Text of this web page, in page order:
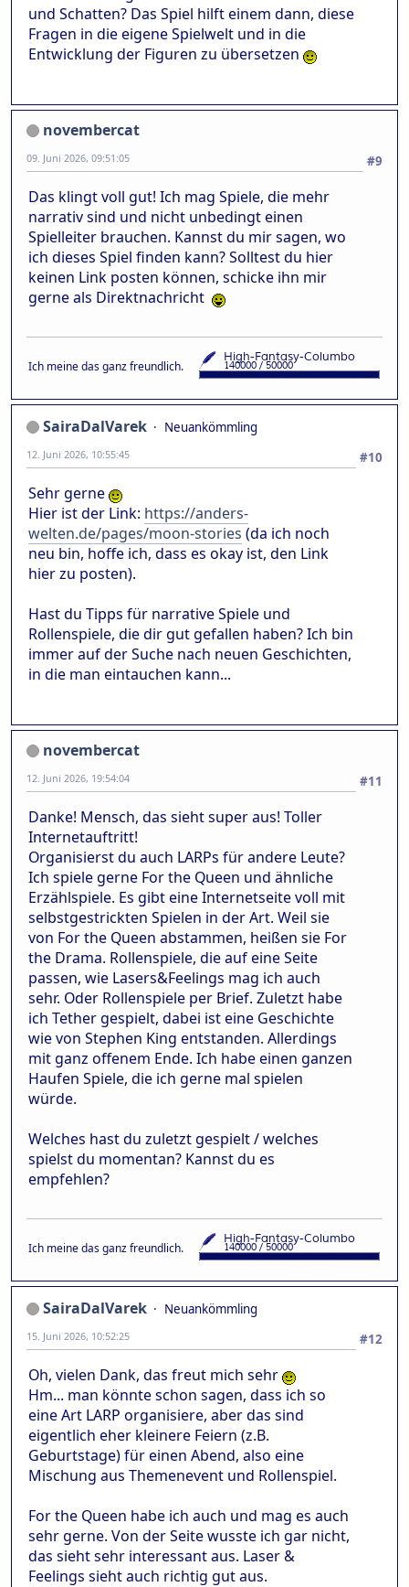
und Schatten? Das Spiel hilft einem dann, diese
Fragen in die eigene Spielwelt und in die
Entwicklung der Figuren zu übersetzen
novembercat
#9
09. Juni 2026, 09:51:05
Das klingt voll gut! Ich mag Spiele, die mehr
narrativ sind und nicht unbedingt einen
Spielleiter brauchen. Kannst du mir sagen, wo
ich dieses Spiel finden kann? Solltest du hier
keinen Link posten können, schicke ihn mir
gerne als Direktnachricht
Ich meine das ganz freundlich.
SairaDalVarek
Neuankömmling
#10
12. Juni 2026, 10:55:45
Sehr gerne
Hier ist der Link: https://anders-
welten.de/pages/moon-stories (da ich noch
neu bin, hoffe ich, dass es okay ist, den Link
hier zu posten).
Hast du Tipps für narrative Spiele und
Rollenspiele, die dir gut gefallen haben? Ich bin
immer auf der Suche nach neuen Geschichten,
in die man eintauchen kann...
novembercat
#11
12. Juni 2026, 19:54:04
Danke! Mensch, das sieht super aus! Toller
Internetauftritt!
Organisierst du auch LARPs für andere Leute?
Ich spiele gerne For the Queen und ähnliche
Erzählspiele. Es gibt eine Internetseite voll mit
selbstgestrickten Spielen in der Art. Weil sie
von For the Queen abstammen, heißen sie For
the Drama. Rollenspiele, die auf eine Seite
passen, wie Lasers&Feelings mag ich auch
sehr. Oder Rollenspiele per Brief. Zuletzt habe
ich Tether gespielt, dabei ist eine Geschichte
wie von Stephen King entstanden. Allerdings
mit ganz offenem Ende. Ich habe einen ganzen
Haufen Spiele, die ich gerne mal spielen
würde.
Welches hast du zuletzt gespielt / welches
spielst du momentan? Kannst du es
empfehlen?
Ich meine das ganz freundlich.
SairaDalVarek
Neuankömmling
#12
15. Juni 2026, 10:52:25
Oh, vielen Dank, das freut mich sehr
Hm... man könnte schon sagen, dass ich so
eine Art LARP organisiere, aber das sind
eigentlich eher kleinere Feiern (z.B.
Geburtstage) für einen Abend, also eine
Mischung aus Themenevent und Rollenspiel.
For the Queen habe ich auch und mag es auch
sehr gerne. Von der Seite wusste ich gar nicht,
das sieht sehr interessant aus. Laser &
Feelings sieht auch richtig gut aus.